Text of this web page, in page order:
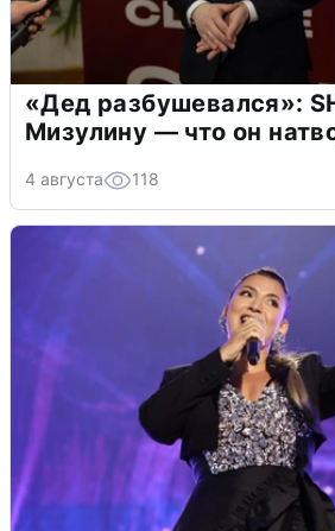
«Дед разбушевался»:
Мизулину — что он
4 августа 118